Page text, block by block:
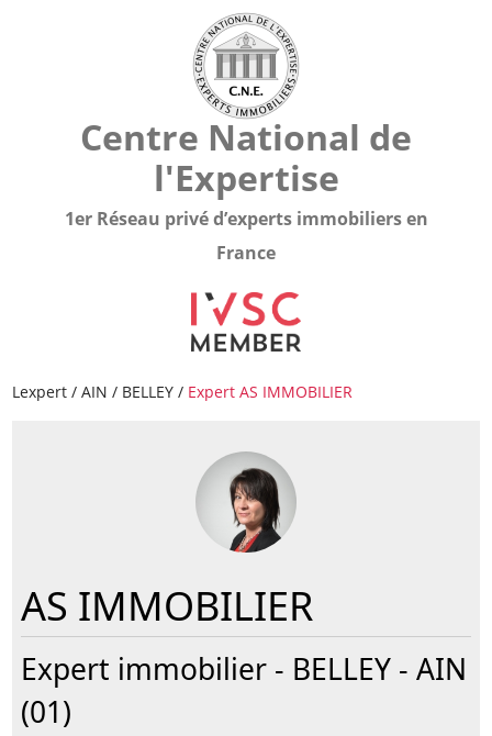
Centre National de
l'Expertise
1er Réseau privé d’experts immobiliers en
France
Lexpert /AIN / BELLEY / Expert AS IMMOBILIER
AS IMMOBILIER
Expert immobilier - BELLEY - AIN
(01)